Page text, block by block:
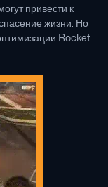
привести к
жизни. Но
Rocket